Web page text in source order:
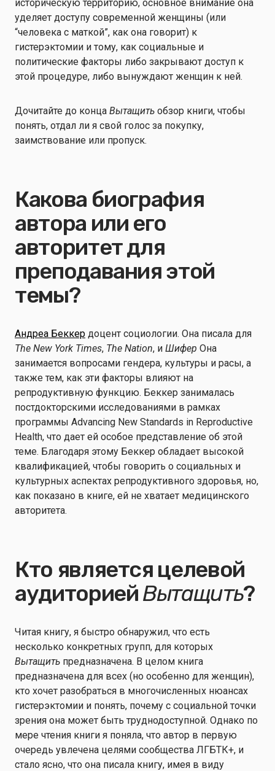
историческую территорию, основное внимание она
уделяет доступу современной женщины (или
“человека с маткой”, как она говорит) к
гистерэктомии и тому, как социальные и
политические факторы либо закрывают доступ к
этой процедуре, либо вынуждают женщин к ней.
Дочитайте до конца Вытащить обзор книги, чтобы
понять, отдал ли я свой голос за покупку,
заимствование или пропуск.
Какова биография
автора или его
авторитет для
преподавания этой
темы?
Андреа Беккер доцент социологии. Она писала для
The New York Times, The Nation, и Шифер Она
занимается вопросами гендера, культуры и расы, а
также тем, как эти факторы влияют на
репродуктивную функцию. Беккер занималась
постдокторскими исследованиями в рамках
программы Advancing New Standards in Reproductive
Health, что дает ей особое представление об этой
теме. Благодаря этому Беккер обладает высокой
квалификацией, чтобы говорить о социальных и
культурных аспектах репродуктивного здоровья, но,
как показано в книге, ей не хватает медицинского
авторитета.
Кто является целевой
аудиториейВытащить?
Читая книгу, я быстро обнаружил, что есть
несколько конкретных групп, для которых
Вытащить предназначена. В целом книга
предназначена для всех (но особенно для женщин),
кто хочет разобраться в многочисленных нюансах
гистерэктомии и понять, почему с социальной точки
зрения она может быть труднодоступной. Однако по
мере чтения книги я поняла, что автор в первую
очередь увлечена целями сообщества ЛГБТК+, и
стало ясно, что она писала книгу, имея в виду